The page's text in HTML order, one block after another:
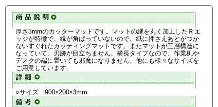
厚さ3mmのカッターマットです。マットの縁を丸く加工したＲエ
ッジが特徴で、縁が角ばっていないので、紙に押さえあとがつか
ないすぐれたカッティングマットです。またマットが三層構造に
なっていて、刃跡が目立ちません。横長タイプなので、作業机や
デスクの端に置いても邪魔になりません。他にも様々なサイズを
ご用意しています。
○サイズ 900×200×3mm